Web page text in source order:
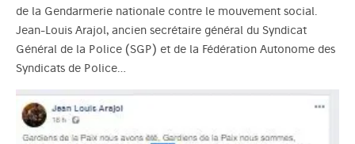
de la Gendarmerie nationale contre le mouvement social.
Jean-Louis Arajol, ancien secrétaire général du Syndicat
Général de la Police (SGP) et de la Fédération Autonome des
Syndicats de Police…